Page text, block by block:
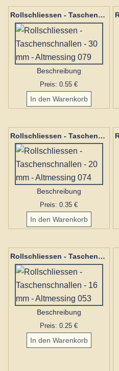
Rollschliessen - Taschenschnallen - 30 mm - Altmessing 079
Beschreibung
Preis: 0.55 €
Rollschliessen - Taschenschnallen - 20 mm - Altmessing 074
Beschreibung
Preis: 0.35 €
Rollschliessen - Taschenschnallen - 16 mm - Altmessing 053
Beschreibung
Preis: 0.25 €